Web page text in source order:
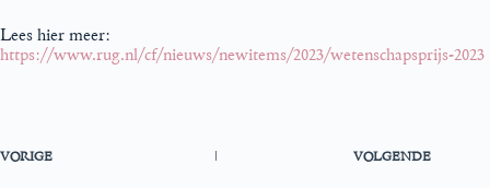
Lees hier meer:
https://www.rug.nl/cf/nieuws/newitems/2023/wetenschapsprijs-2023
VORIGE VOLGENDE